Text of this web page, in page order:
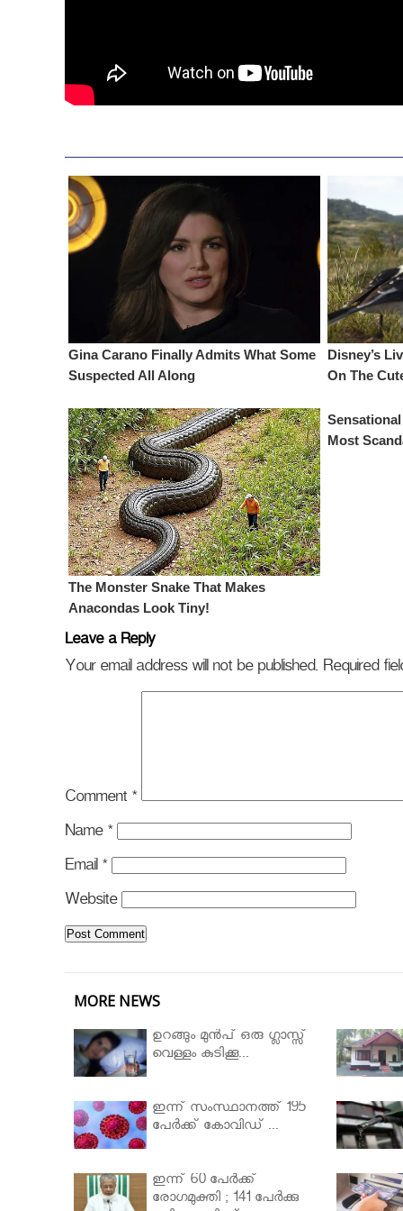
Leave a Reply
Your email address will not be published. Required
Comment *
Name *
Email *
Website
MORE NEWS
ഉറങ്ങും മുന്‍പ് ഒരു ഗ്ലാസ്സ്
വെള്ളം കുടിക്കൂ...
ഇന്ന് സംസ്ഥാനത്ത് 195
പേര്‍ക്ക് കോവിഡ് ...
ഇന്ന് 60 പേർക്ക്
രോഗമുക്തി ; 141 പേര്‍ക്കു